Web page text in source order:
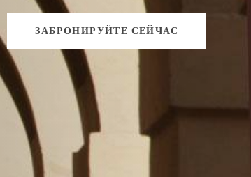
ЗАБРОНИРУЙТЕ СЕЙЧАС